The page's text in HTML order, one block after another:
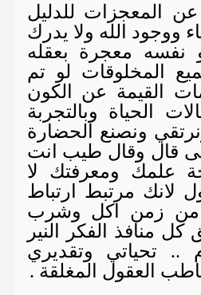
عن المعجزات للدليل
ووجود الله ولا يدرك
نفسه معجرة بعقله
المخلوقات لو تم
القيمة عن الكون
الحياة وبالتجربة
ونصنع الحضارة
قال وقال طيب انت
علمك ومعرفتك لا
لانك مرتبط ارتباط
من زمن اكل وشرب
كل منافذ الفكر النير
.. تحياتي وتقديري
العقول المغلقة .